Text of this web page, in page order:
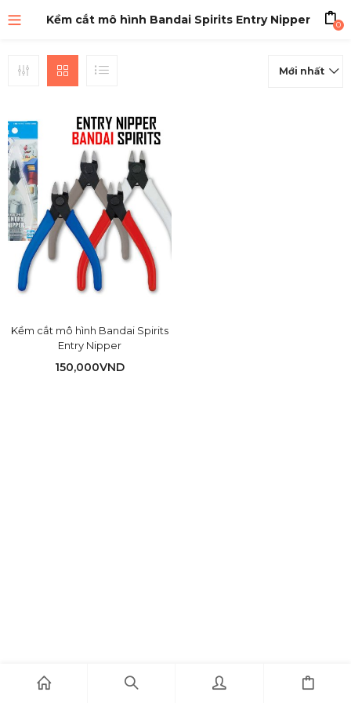
Kềm cắt mô hình Bandai Spirits Entry Nipper 0
Mới nhất
Kềm cắt mô hình Bandai Spirits
Entry Nipper
150,000VND